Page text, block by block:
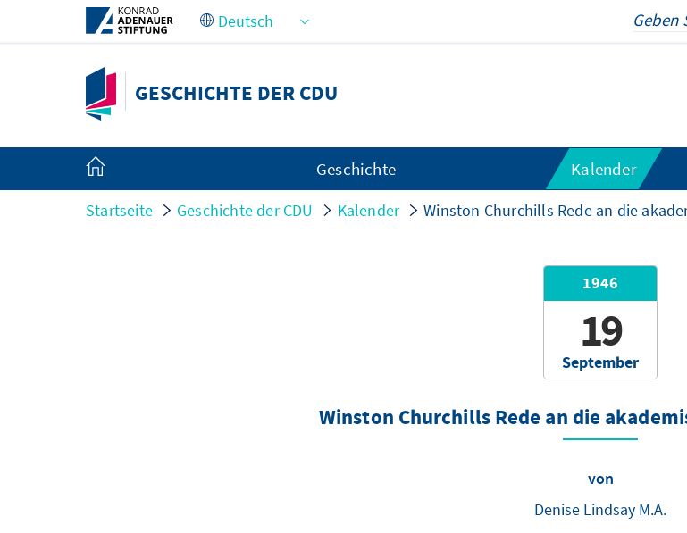
Zum Hauptinhalt springen
GESCHICHTE DER CDU
Geschichte Kalender
Startseite Geschichte der CDU Kalender Winston Churchills Rede an die
September
1946
19
Winston Churchills Rede an die
von
Denise Lindsay M.A.